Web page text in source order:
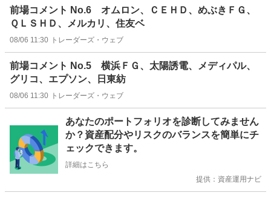
前場コメント No.6 オムロン、ＣＥＨＤ、めぶきＦＧ、
ＱＬＳＨＤ、メルカリ、住友ベ
08/06 11:30 トレーダーズ・ウェブ
前場コメント No.5 横浜ＦＧ、太陽誘電、メディパル、
グリコ、エプソン、日東紡
08/06 11:30 トレーダーズ・ウェブ
あなたのポートフォリオを診断してみません
か？資産配分やリスクのバランスを簡単にチ
ェックできます。
詳細はこちら
提供：資産運用ナビ